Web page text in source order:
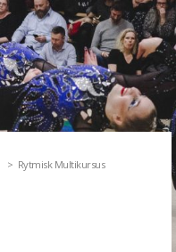
Rytmisk Multikursus